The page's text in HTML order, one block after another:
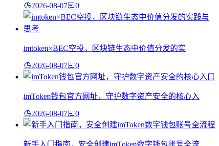
2026-08-07 0
imtoken×BEC空投，区块链生态中价值分发的实
2026-08-07 0
imToken钱包官方网址，守护数字资产安全的核心入
2026-08-07 0